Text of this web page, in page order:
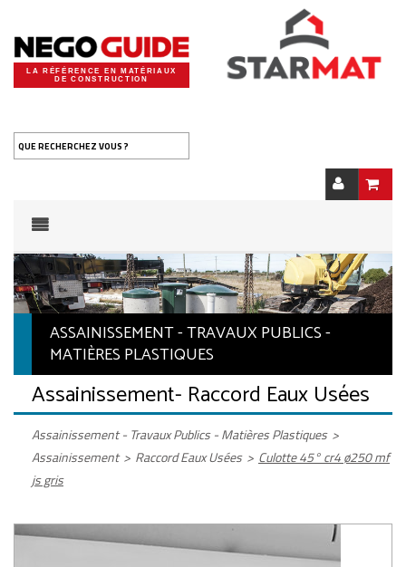
LA RÉFÉRENCE EN MATÉRIAUX
DE CONSTRUCTION
QUE RECHERCHEZ VOUS ?
ASSAINISSEMENT - TRAVAUX PUBLICS -
MATIÈRES PLASTIQUES
Assainissement- Raccord Eaux Usées
Assainissement - Travaux Publics - Matières Plastiques >
Assainissement > Raccord Eaux Usées > Culotte 45° cr4 ø250 mf
js gris